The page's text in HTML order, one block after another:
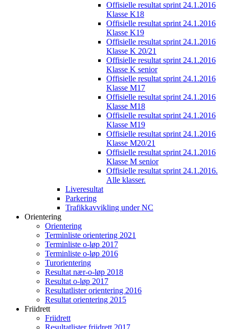
Offisielle resultat sprint 24.1.2016
Klasse K18
Offisielle resultat sprint 24.1.2016
Klasse K19
Offisielle resultat sprint 24.1.2016
Klasse K 20/21
Offisielle resultat sprint 24.1.2016
Klasse K senior
Offisielle resultat sprint 24.1.2016
Klasse M17
Offisielle resultat sprint 24.1.2016
Klasse M18
Offisielle resultat sprint 24.1.2016
Klasse M19
Offisielle resultat sprint 24.1.2016
Klasse M20/21
Offisielle resultat sprint 24.1.2016
Klasse M senior
Offisielle resultat sprint 24.1.2016.
Alle klasser.
Liveresultat
Parkering
Trafikkavvikling under NC
Orientering
Orientering
Terminliste orientering 2021
Terminliste o-løp 2017
Terminliste o-løp 2016
Turorientering
Resultat nær-o-løp 2018
Resultat o-løp 2017
Resultatlister orientering 2016
Resultat orientering 2015
Friidrett
Friidrett
Resultatlister friidrett 2017